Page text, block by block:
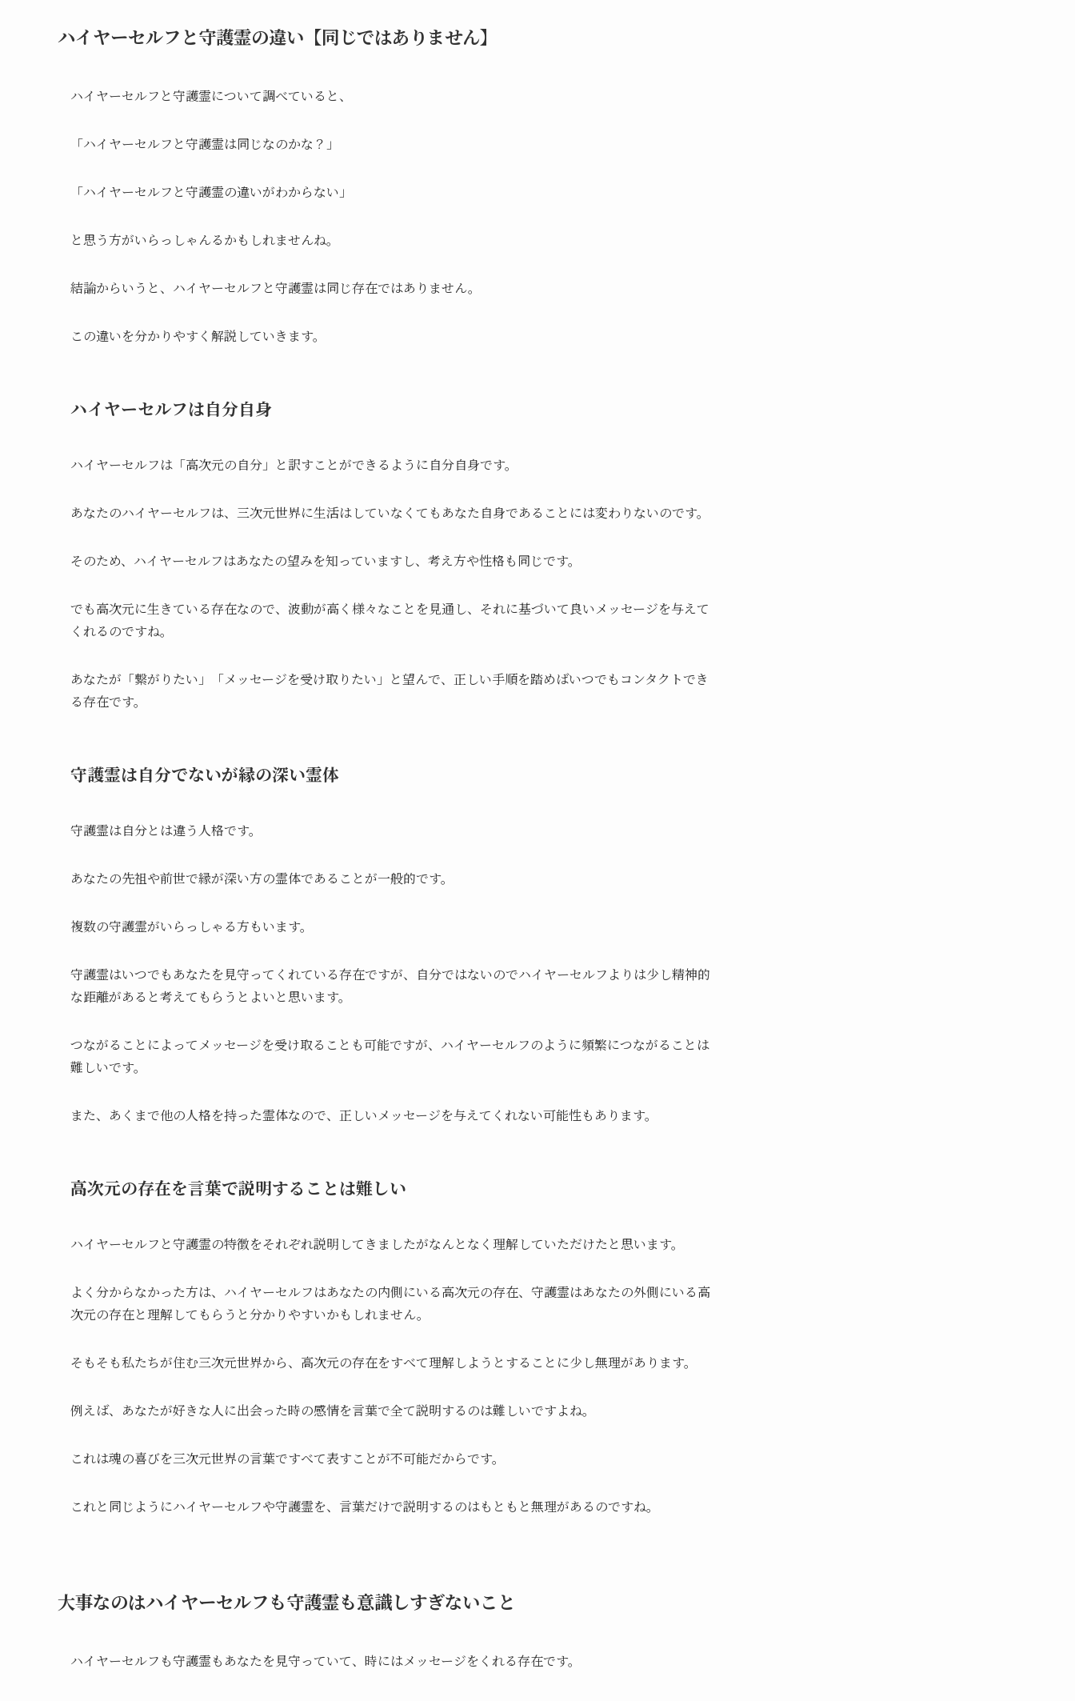
ハイヤーセルフと守護霊の違い【同じではありません】
ハイヤーセルフと守護霊について調べていると、
「ハイヤーセルフと守護霊は同じなのかな？」
「ハイヤーセルフと守護霊の違いがわからない」
と思う方がいらっしゃんるかもしれませんね。
結論からいうと、ハイヤーセルフと守護霊は同じ存在ではありません。
この違いを分かりやすく解説していきます。
ハイヤーセルフは自分自身
ハイヤーセルフは「高次元の自分」と訳すことができるように自分自身です。
あなたのハイヤーセルフは、三次元世界に生活はしていなくてもあなた自身であることには変わりないのです。
そのため、ハイヤーセルフはあなたの望みを知っていますし、考え方や性格も同じです。
でも高次元に生きている存在なので、波動が高く様々なことを見通し、それに基づいて良いメッセージを与えて
くれるのですね。
あなたが「繋がりたい」「メッセージを受け取りたい」と望んで、正しい手順を踏めばいつでもコンタクトでき
る存在です。
守護霊は自分でないが縁の深い霊体
守護霊は自分とは違う人格です。
あなたの先祖や前世で縁が深い方の霊体であることが一般的です。
複数の守護霊がいらっしゃる方もいます。
守護霊はいつでもあなたを見守ってくれている存在ですが、自分ではないのでハイヤーセルフよりは少し精神的
な距離があると考えてもらうとよいと思います。
つながることによってメッセージを受け取ることも可能ですが、ハイヤーセルフのように頻繁につながることは
難しいです。
また、あくまで他の人格を持った霊体なので、正しいメッセージを与えてくれない可能性もあります。
高次元の存在を言葉で説明することは難しい
ハイヤーセルフと守護霊の特徴をそれぞれ説明してきましたがなんとなく理解していただけたと思います。
よく分からなかった方は、ハイヤーセルフはあなたの内側にいる高次元の存在、守護霊はあなたの外側にいる高
次元の存在と理解してもらうと分かりやすいかもしれません。
そもそも私たちが住む三次元世界から、高次元の存在をすべて理解しようとすることに少し無理があります。
例えば、あなたが好きな人に出会った時の感情を言葉で全て説明するのは難しいですよね。
これは魂の喜びを三次元世界の言葉ですべて表すことが不可能だからです。
これと同じようにハイヤーセルフや守護霊を、言葉だけで説明するのはもともと無理があるのですね。
大事なのはハイヤーセルフも守護霊も意識しすぎないこと
ハイヤーセルフも守護霊もあなたを見守っていて、時にはメッセージをくれる存在です。